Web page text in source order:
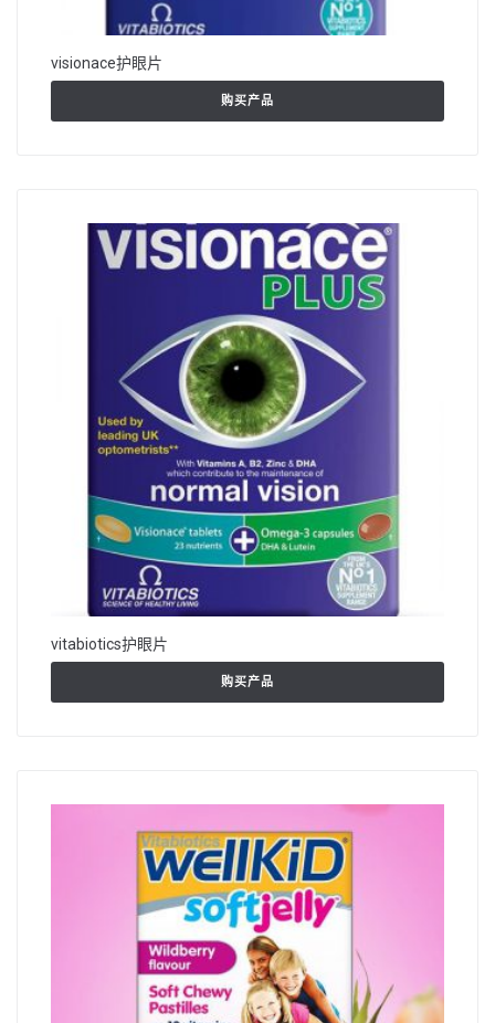
visionace护眼片
购买产品
vitabiotics护眼片
购买产品